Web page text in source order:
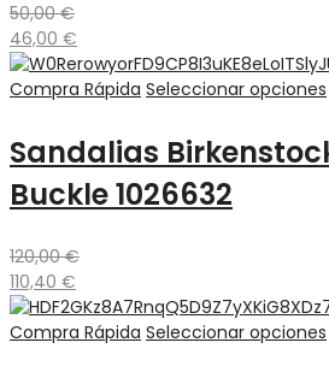
50,00€
46,00 €
Compra Rápida Seleccionar opciones
Sandalias
Buckle 1026632
120,00€
110,40 €
Compra Rápida Seleccionar opciones